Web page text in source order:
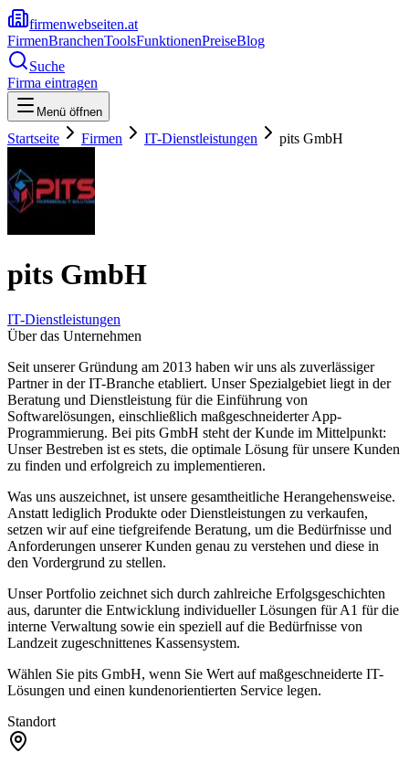
firmenwebseiten.at
FirmenBranchenToolsFunktionenPreiseBlog
Suche
Firma eintragen
Menü öffnen
Startseite Firmen IT-Dienstleistungen pits GmbH
pits GmbH
IT-Dienstleistungen
Über das Unternehmen
Seit unserer Gründung am 2013 haben wir uns als zuverlässiger
Partner in der IT-Branche etabliert. Unser Spezialgebiet liegt in der
Beratung und Dienstleistung für die Einführung von
Softwarelösungen, einschließlich maßgeschneiderter App-
Programmierung. Bei pits GmbH steht der Kunde im Mittelpunkt:
Unser Bestreben ist es stets, die optimale Lösung für unsere Kunden
zu finden und erfolgreich zu implementieren.
Was uns auszeichnet, ist unsere gesamtheitliche Herangehensweise.
Anstatt lediglich Produkte oder Dienstleistungen zu verkaufen,
setzen wir auf eine tiefgreifende Beratung, um die Bedürfnisse und
Anforderungen unserer Kunden genau zu verstehen und diese in
den Vordergrund zu stellen.
Unser Portfolio zeichnet sich durch zahlreiche Erfolgsgeschichten
aus, darunter die Entwicklung individueller Lösungen für A1 für die
interne Verwaltung sowie ein speziell auf die Bedürfnisse von
Landzeit zugeschnittenes Kassensystem.
Wählen Sie pits GmbH, wenn Sie Wert auf maßgeschneiderte IT-
Lösungen und einen kundenorientierten Service legen.
Standort